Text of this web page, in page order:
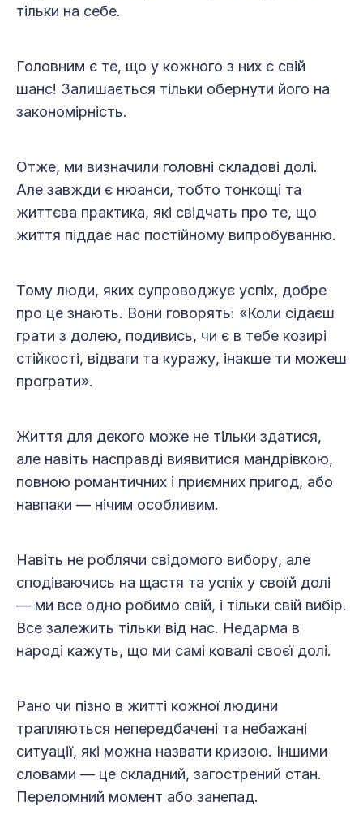
тільки на себе.
Головним є те, що у кожного з них є свій
шанс! Залишається тільки обернути його на
закономірність.
Отже, ми визначили головні складові долі.
Але завжди є нюанси, тобто тонкощі та
життєва практика, які свідчать про те, що
життя піддає нас постійному випробуванню.
Тому люди, яких супроводжує успіх, добре
про це знають. Вони говорять: «Коли сідаєш
грати з долею, подивись, чи є в тебе козирі
стійкості, відваги та куражу, інакше ти можеш
програти».
Життя для декого може не тільки здатися,
але навіть насправді виявитися мандрівкою,
повною романтичних і приємних пригод, або
навпаки — нічим особливим.
Навіть не роблячи свідомого вибору, але
сподіваючись на щастя та успіх у своїй долі
— ми все одно робимо свій, і тільки свій вибір.
Все залежить тільки від нас. Недарма в
народі кажуть, що ми самі ковалі своєї долі.
Рано чи пізно в житті кожної людини
трапляються непередбачені та небажані
ситуації, які можна назвати кризою. Іншими
словами — це складний, загострений стан.
Переломний момент або занепад.